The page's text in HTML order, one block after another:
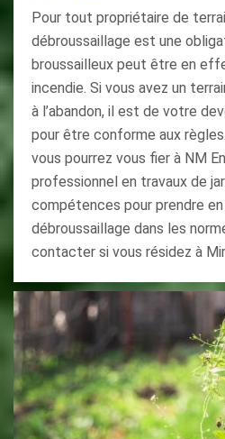
Pour tout propriétaire de
débroussaillage est une
broussailleux peut être en
incendie. Si vous avez un
à l’abandon, il est de votre
pour être conforme aux
vous pourrez vous fier à NM
professionnel en travaux de
compétences pour prendre en
débroussaillage dans les
contacter si vous résidez à